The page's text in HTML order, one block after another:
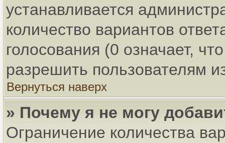
устанавливается
количество вариантов
голосования (0 означает,
разрешить пользователям
Вернуться наверх
» Почему я не могу
Ограничение количества